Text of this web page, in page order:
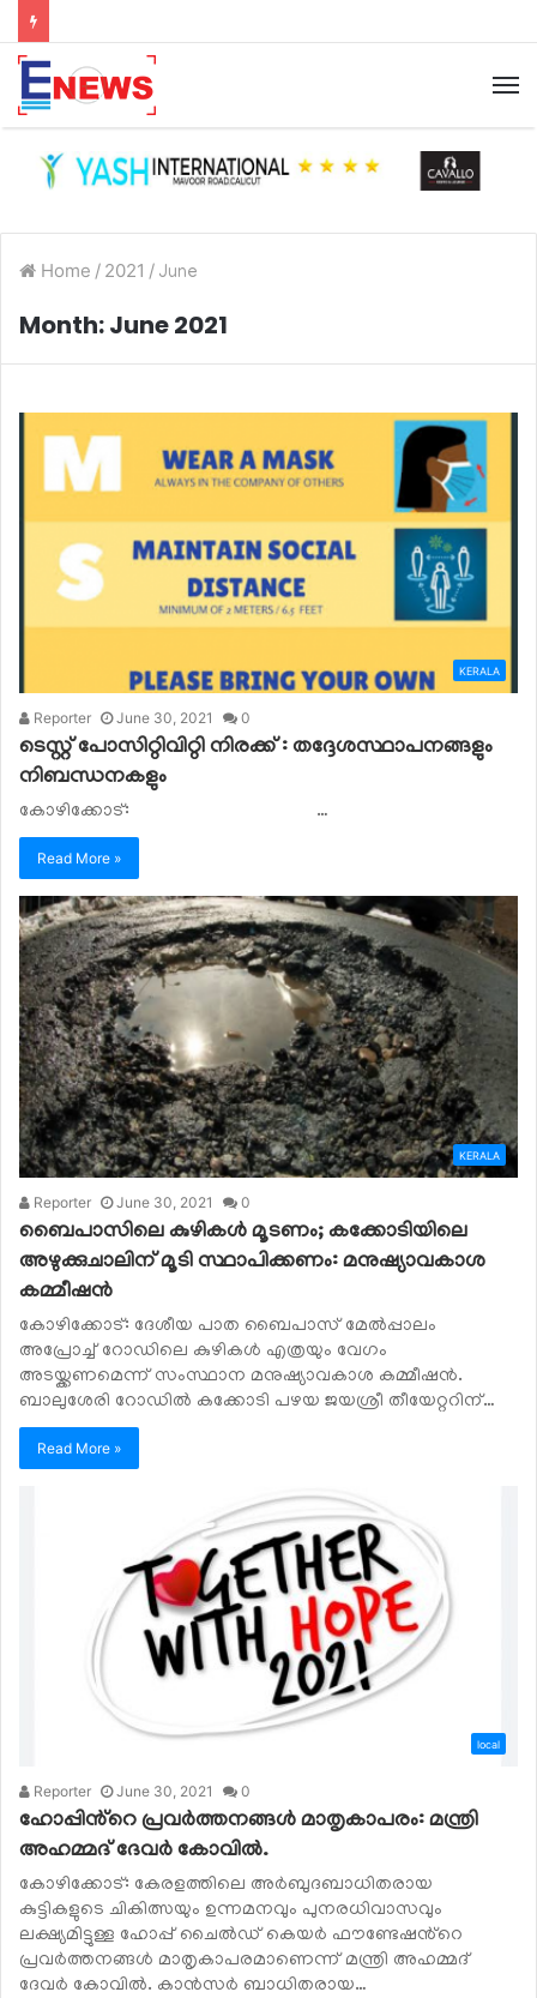
Home / 2021 / June
Month:June 2021
KERALA
Reporter June 30, 2021 0
ടെസ്റ്റ് പോസിറ്റിവിറ്റി നിരക്ക് : തദ്ദേശസ്ഥാപനങ്ങളും
നിബന്ധനകളും
കോഴിക്കോട്: …
Read More »
KERALA
Reporter June 30, 2021 0
ബൈപാസിലെ കുഴികൾ മൂടണം; കക്കോടിയിലെ
അഴുക്കുചാലിന് മൂടി സ്ഥാപിക്കണം: മനുഷ്യാവകാശ
കമ്മീഷൻ
കോഴിക്കോട്: ദേശീയ പാത ബൈപാസ് മേൽപ്പാലം
അപ്രോച്ച് റോഡിലെ കുഴികൾ എത്രയും വേഗം
അടയ്ക്കണമെന്ന് സംസ്ഥാന മനുഷ്യാവകാശ കമ്മീഷൻ.
ബാലുശേരി റോഡിൽ കക്കോടി പഴയ ജയശ്രീ തീയേറ്ററിന്…
Read More »
local
Reporter June 30, 2021 0
ഹോപ്പിൻ്റെ പ്രവർത്തനങ്ങൾ മാതൃകാപരം: മന്ത്രി
അഹമ്മദ് ദേവർ കോവിൽ.
കോഴിക്കോട്: കേരളത്തിലെ അർബുദബാധിതരായ
കുട്ടികളുടെ ചികിത്സയും ഉന്നമനവും പുനരധിവാസവും
ലക്ഷ്യമിട്ടുള്ള ഹോപ്പ് ചൈൽഡ് കെയർ ഫൗണ്ടേഷൻ്റെ
പ്രവർത്തനങ്ങൾ മാതൃകാപരമാണെന്ന് മന്ത്രി അഹമ്മദ്
ദേവർ കോവിൽ. കാൻസർ ബാധിതരായ…